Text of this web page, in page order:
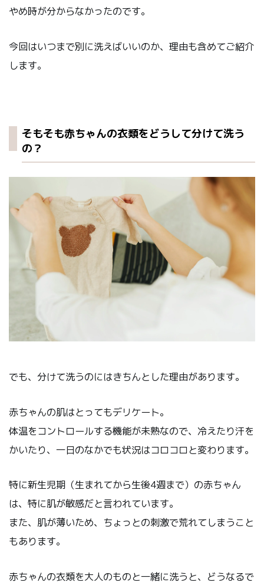
やめ時が分からなかったのです。
今回はいつまで別に洗えばいいのか、理由も含めてご紹介
します。
そもそも赤ちゃんの衣類をどうして分けて洗う
の？
でも、分けて洗うのにはきちんとした理由があります。
赤ちゃんの肌はとってもデリケート。
体温をコントロールする機能が未熟なので、冷えたり汗を
かいたり、一日のなかでも状況はコロコロと変わります。
特に新生児期（生まれてから生後4週まで）の赤ちゃん
は、特に肌が敏感だと言われています。
また、肌が薄いため、ちょっとの刺激で荒れてしまうこと
もあります。
赤ちゃんの衣類を大人のものと一緒に洗うと、どうなるで